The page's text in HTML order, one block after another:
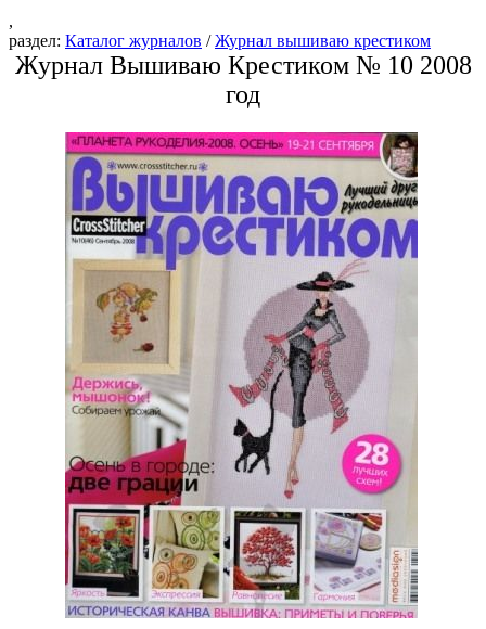
,
раздел: Каталог журналов /Журнал вышиваю крестиком
Журнал Вышиваю Крестиком № 10 2008
год